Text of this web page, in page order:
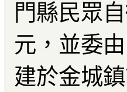
門縣民眾
元，並委
建於金城